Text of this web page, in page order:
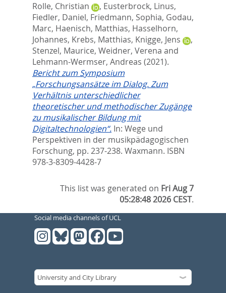
Rolle, Christian
, Eusterbrock, Linus,
Fiedler, Daniel, Friedmann, Sophia, Godau,
Marc, Haenisch, Matthias, Hasselhorn,
Johannes, Krebs, Matthias, Knigge, Jens
,
Stenzel, Maurice, Weidner, Verena and
Lehmann-Wermser, Andreas (2021).
Bericht zum Symposium
„Forschungsansätze im Dialog. Zum
Verhältnis unterschiedlicher
theoretischer und methodischer Zugänge
zu musikalischer Bildung mit
Digitaltechnologien“. In: Wege und
Perspektiven in der musikpädagogischen
Forschung, pp. 237-238. Waxmann. ISBN
978-3-8309-4428-7
This list was generated on Fri Aug 7
05:28:48 2026 CEST.
Social media channels of UCL